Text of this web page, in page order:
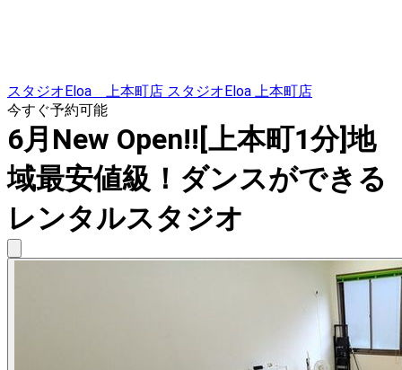
スタジオEloa 上本町店 スタジオEloa 上本町店
今すぐ予約可能
6月New Open!![上本町1分]地
域最安値級！ダンスができる
レンタルスタジオ